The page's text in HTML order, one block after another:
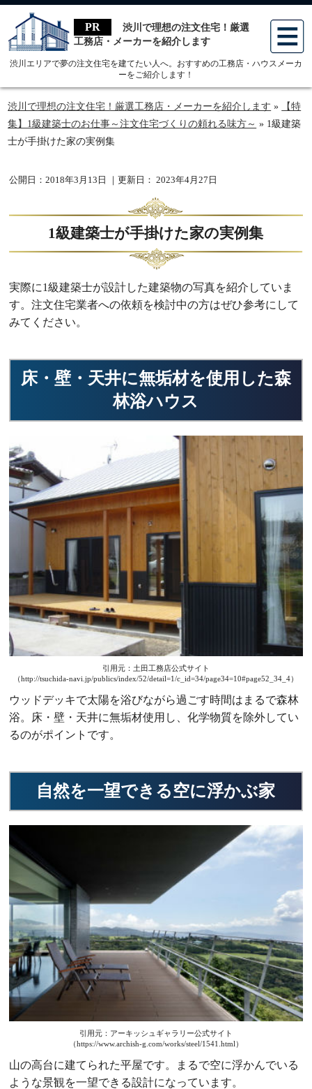
渋川で理想の注文住宅！厳選
工務店・メーカーを紹介します
渋川エリアで夢の注文住宅を建てたい人へ。おすすめの工務店・ハウスメーカ
ーをご紹介します！
menu
渋川で理想の注文住宅！厳選工務店・メーカーを紹介します »
【特
集】1級建築士のお仕事～注文住宅づくりの頼れる味方～ » 1級建築
士が手掛けた家の実例集
公開日：2018年3月13日 ｜更新日：2023年4月27日
1級建築士が手掛けた家の実例集
実際に1級建築士が設計した建築物の写真を紹介していま
す。注文住宅業者への依頼を検討中の方はぜひ参考にして
みてください。
床・壁・天井に無垢材を使用した森
林浴ハウス
引用元：土田工務店公式サイト
（http://tsuchida-navi.jp/publics/index/52/detail=1/c_id=34/page34=10#page52_34_4）
ウッドデッキで太陽を浴びながら過ごす時間はまるで森林
浴。床・壁・天井に無垢材使用し、化学物質を除外してい
るのがポイントです。
自然を一望できる空に浮かぶ家
引用元：アーキッシュギャラリー公式サイト
（https://www.archish-g.com/works/steel/1541.html）
山の高台に建てられた平屋です。まるで空に浮かんでいる
ような景観を一望できる設計になっています。